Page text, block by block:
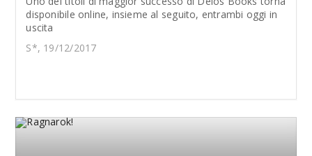
disponibile online, insieme al seguito, entrambi oggi in
uscita
S*, 19/12/2017